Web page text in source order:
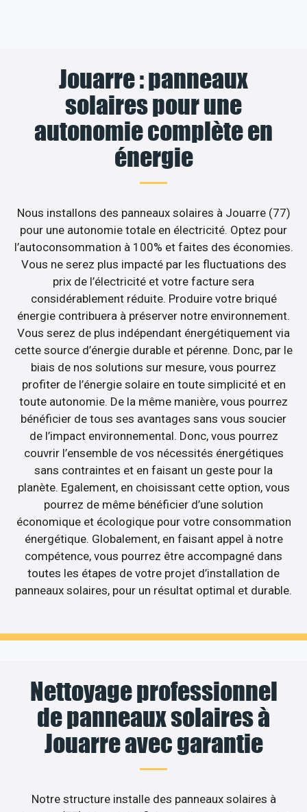
Jouarre : panneaux
solaires pour une
autonomie complète en
énergie
Nous installons des panneaux solaires à Jouarre (77)
pour une autonomie totale en électricité. Optez pour
l’autoconsommation à 100% et faites des économies.
Vous ne serez plus impacté par les fluctuations des
prix de l’électricité et votre facture sera
considérablement réduite. Produire votre briqué
énergie contribuera à préserver notre environnement.
Vous serez de plus indépendant énergétiquement via
cette source d’énergie durable et pérenne. Donc, par le
biais de nos solutions sur mesure, vous pourrez
profiter de l’énergie solaire en toute simplicité et en
toute autonomie. De la même manière, vous pourrez
bénéficier de tous ses avantages sans vous soucier
de l’impact environnemental. Donc, vous pourrez
couvrir l’ensemble de vos nécessités énergétiques
sans contraintes et en faisant un geste pour la
planète. Egalement, en choisissant cette option, vous
pourrez de même bénéficier d’une solution
économique et écologique pour votre consommation
énergétique. Globalement, en faisant appel à notre
compétence, vous pourrez être accompagné dans
toutes les étapes de votre projet d’installation de
panneaux solaires, pour un résultat optimal et durable.
Nettoyage professionnel
de panneaux solaires à
Jouarre avec garantie
Notre structure installe des panneaux solaires à